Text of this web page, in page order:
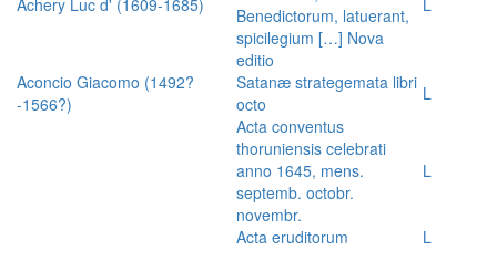
Benedictorum, latuerant,
spicilegium […] Nova
editio
Aconcio Giacomo (1492?
-1566?)
Satanæ strategemata libri
octo
L
Acta conventus
thoruniensis celebrati
anno 1645, mens.
septemb. octobr.
novembr.
L
Acta eruditorum
L